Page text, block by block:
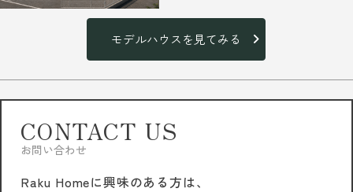
モデルハウスを見てみる
CONTACT US
お問い合わせ
Raku Homeに興味のある方は、